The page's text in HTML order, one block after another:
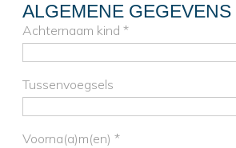
ALGEMENE GEGEVENS
Achternaam kind *
Tussenvoegsels
Voorna(a)m(en) *